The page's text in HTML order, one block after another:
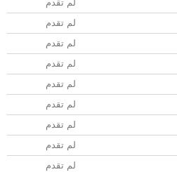
لم تقدم
لم تقدم
لم تقدم
لم تقدم
لم تقدم
لم تقدم
لم تقدم
لم تقدم
لم تقدم